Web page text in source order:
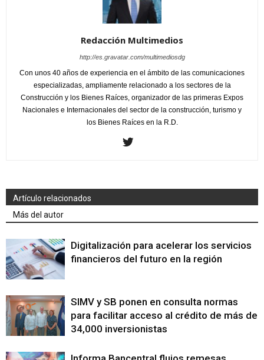
Redacción Multimedios
http://es.gravatar.com/multimediosdg
Con unos 40 años de experiencia en el ámbito de las comunicaciones
especializadas, ampliamente relacionado a los sectores de la
Construcción y los Bienes Raíces, organizador de las primeras Expos
Nacionales e Internacionales del sector de la construcción, turismo y
los Bienes Raíces en la R.D.
Artículo relacionados
Más del autor
Digitalización para acelerar los servicios
financieros del futuro en la región
SIMV y SB ponen en consulta normas
para facilitar acceso al crédito de más de
34,000 inversionistas